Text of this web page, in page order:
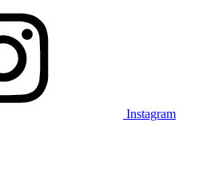
Instagram